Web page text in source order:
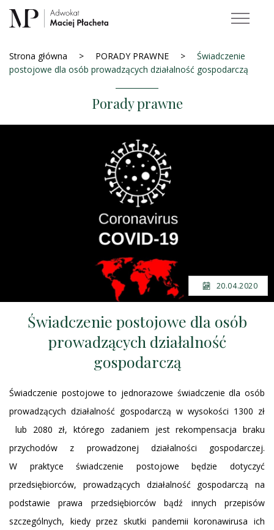
Strona główna PORADY PRAWNE
Świadczenie
postojowe dla osób prowadzących działalność gospodarczą
Porady prawne
20.04.2020
Świadczenie postojowe dla osób
prowadzących działalność
gospodarczą
Świadczenie postojowe to jednorazowe świadczenie dla osób
prowadzących działalność gospodarczą w wysokości 1300 zł
lub 2080 zł, którego zadaniem jest rekompensacja braku
przychodów z prowadzonej działalności gospodarczej.
W praktyce świadczenie postojowe będzie dotyczyć
przedsiębiorców, prowadzących działalność gospodarczą na
podstawie prawa przedsiębiorców bądź innych przepisów
szczególnych, kiedy przez skutki pandemii koronawirusa ich